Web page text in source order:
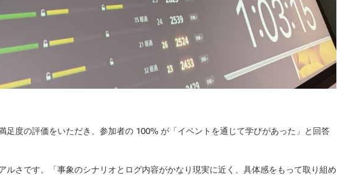
足度の評価をいただき、参加者の 100% が「イベントを通じて学びがあった」と回答
ルさです。「事象のシナリオとログ内容がかなり現実に近く、具体感をもって取り組め